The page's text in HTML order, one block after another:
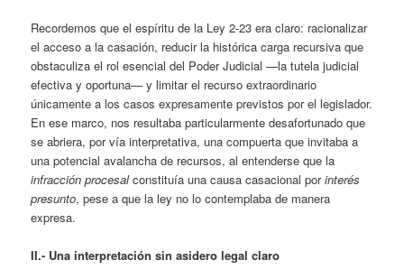
Recordemos que el espíritu de la Ley 2-23 era claro: racionalizar
el acceso a la casación, reducir la histórica carga recursiva que
obstaculiza el rol esencial del Poder Judicial —la tutela judicial
efectiva y oportuna— y limitar el recurso extraordinario
únicamente a los casos expresamente previstos por el legislador.
En ese marco, nos resultaba particularmente desafortunado que
se abriera, por vía interpretativa, una compuerta que invitaba a
una potencial avalancha de recursos, al entenderse que la
infracción procesalconstituía una causa casacional porinterés
presunto, pese a que la ley no lo contemplaba de manera
expresa.
II.- Una interpretación sin asidero legal claro